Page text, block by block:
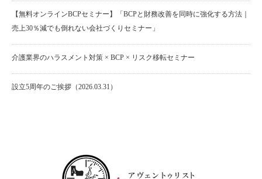
【無料オンラインBCPセミナー】「BCPと財務改善を同時に強化する方法｜
売上30％減でも倒れない会社づくりセミナー」
介護業界のハラスメント対策 × BCP × リスク移転セミナー
設立5周年のご挨拶（2026.03.31）